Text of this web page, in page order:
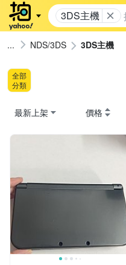
3DS主機
NDS/3DS 3DS主機
全部
分類
最新上架 價格